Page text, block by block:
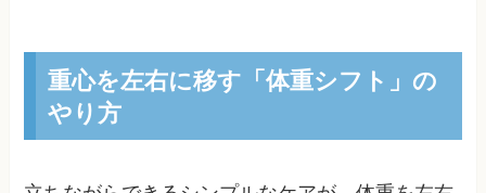
重心を左右に移す「体重シフト」の
やり方